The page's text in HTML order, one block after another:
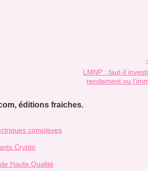
LMNP : faut-il
rendement ou
éditions fraiches.
complexes
Crypto
Haute Qualité